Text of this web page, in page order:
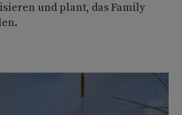
und plant, das Family